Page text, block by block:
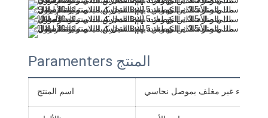
Paramenters المنتج
اسم المنتج